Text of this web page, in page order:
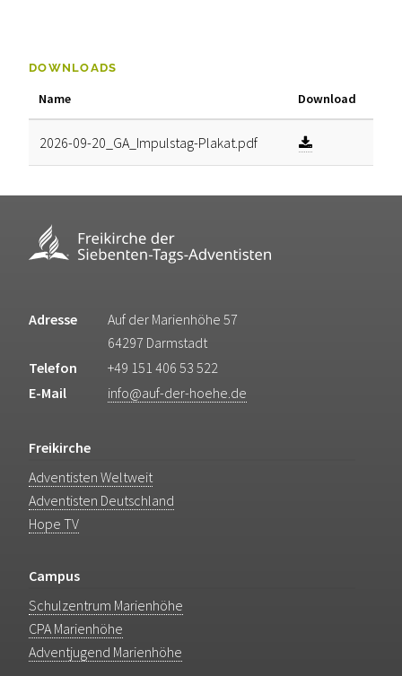
DOWNLOADS
Name Download
2026-09-20_GA_Impulstag-Plakat.pdf
Adresse
Auf der Marienhöhe 57
64297 Darmstadt
Telefon
+49 151 406 53 522
E-Mail
info@auf-der-hoehe.de
Freikirche
Adventisten Weltweit
Adventisten Deutschland
Hope TV
Campus
Schulzentrum Marienhöhe
CPA Marienhöhe
Adventjugend Marienhöhe